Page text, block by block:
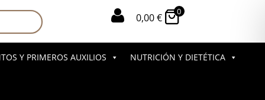
 0,00€
0
Y PRIMEROS AUXILIOS NUTRICIÓN Y DIETÉTICA